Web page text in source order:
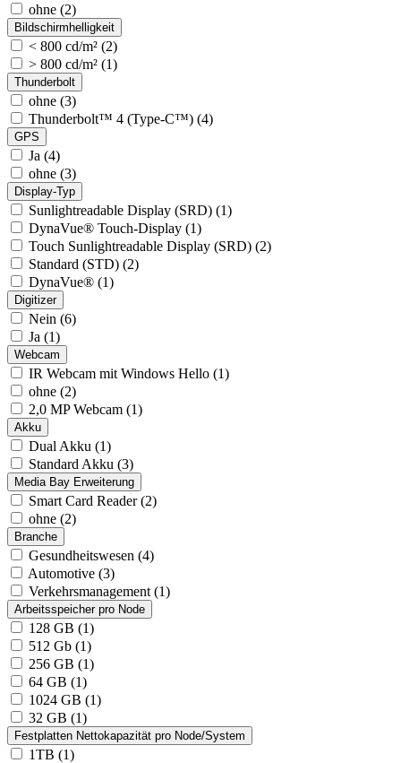
ohne (2)
Bildschirmhelligkeit
< 800 cd/m² (2)
> 800 cd/m² (1)
Thunderbolt
ohne (3)
Thunderbolt™ 4 (Type-C™) (4)
GPS
Ja (4)
ohne (3)
Display-Typ
Sunlightreadable Display (SRD) (1)
DynaVue® Touch-Display (1)
Touch Sunlightreadable Display (SRD) (2)
Standard (STD) (2)
DynaVue® (1)
Digitizer
Nein (6)
Ja (1)
Webcam
IR Webcam mit Windows Hello (1)
ohne (2)
2,0 MP Webcam (1)
Akku
Dual Akku (1)
Standard Akku (3)
Media Bay Erweiterung
Smart Card Reader (2)
ohne (2)
Branche
Gesundheitswesen (4)
Automotive (3)
Verkehrsmanagement (1)
Arbeitsspeicher pro Node
128 GB (1)
512 Gb (1)
256 GB (1)
64 GB (1)
1024 GB (1)
32 GB (1)
Festplatten Nettokapazität pro Node/System
1TB (1)